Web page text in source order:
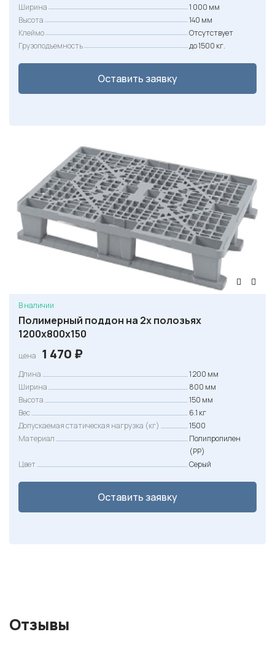
Ширина
1 000 мм
Высота
140 мм
Клеймо
Отсутствует
Грузоподъемность
до 1500 кг.
Оставить заявку
В наличии
Полимерный поддон на 2х полозьях
1200х800х150
цена 1 470 ₽
Длина
1 200 мм
Ширина
800 мм
Высота
150 мм
Вес
6.1 кг
Допускаемая статическая нагрузка (кг)
1500
Материал
Полипропилен
(PP)
Цвет
Серый
Оставить заявку
Отзывы